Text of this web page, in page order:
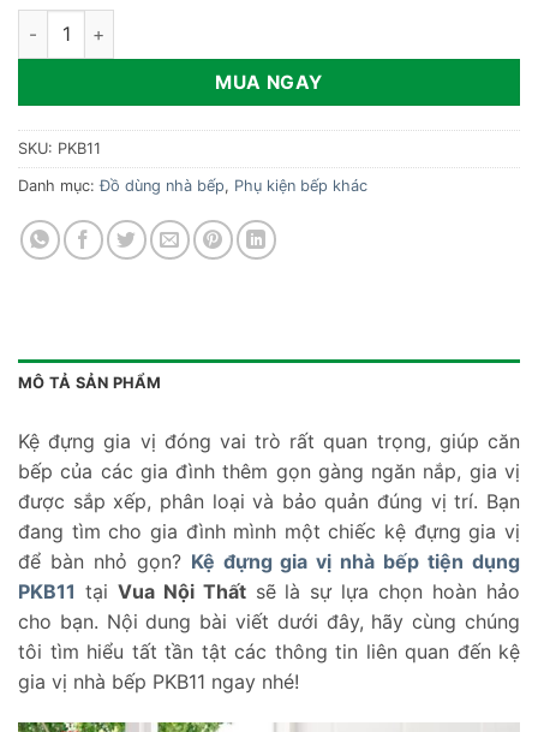
Kệ để gia vị nhà bếp tiện dụng PKB11 số lượng
MUA NGAY
SKU: PKB11
Danh mục:Đồ dùng nhà bếp, Phụ kiện bếp khác
MÔ TẢ SẢN PHẨM
Kệ đựng gia vị đóng vai trò rất quan trọng, giúp căn
bếp của các gia đình thêm gọn gàng ngăn nắp, gia vị
được sắp xếp, phân loại và bảo quản đúng vị trí. Bạn
đang tìm cho gia đình mình một chiếc kệ đựng gia vị
để bàn nhỏ gọn? Kệ đựng gia vị nhà bếp tiện dụng
PKB11 tại Vua Nội Thấtsẽ là sự lựa chọn hoàn hảo
cho bạn. Nội dung bài viết dưới đây, hãy cùng chúng
tôi tìm hiểu tất tần tật các thông tin liên quan đến kệ
gia vị nhà bếp PKB11 ngay nhé!